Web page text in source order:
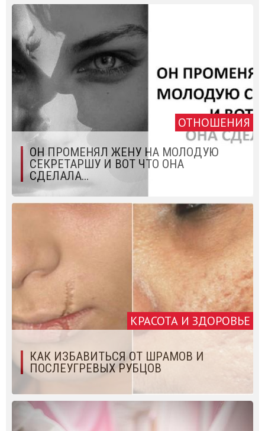
ОТНОШЕНИЯ
ОН ПРОМЕНЯЛ ЖЕНУ НА МОЛОДУЮ
СЕКРЕТАРШУ И ВОТ ЧТО ОНА
СДЕЛАЛА...
КРАСОТА И ЗДОРОВЬЕ
КАК ИЗБАВИТЬСЯ ОТ ШРАМОВ И
ПОСЛЕУГРЕВЫХ РУБЦОВ